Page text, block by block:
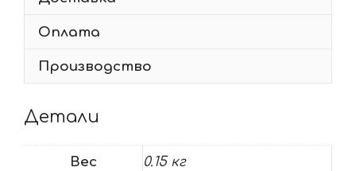
Оплата
Производство
Детали
Вес 0.15 кг